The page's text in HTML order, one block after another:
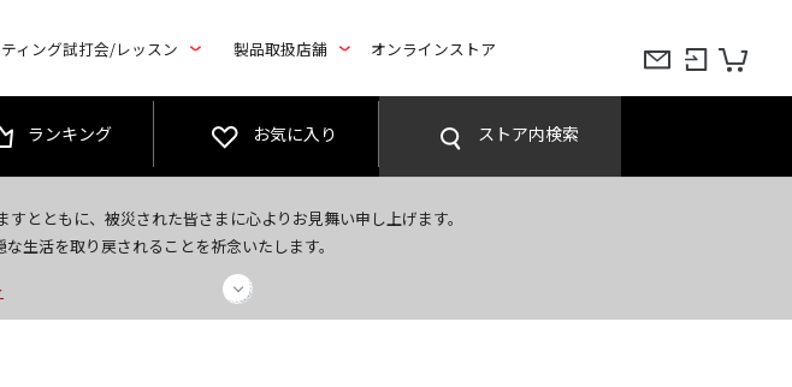
ィング試打会/レッスン 製品取扱店舗 オンラインストア
ランキング お気に入り ストア内検索
とともに、被災された皆さまに心よりお見舞い申し上げます。
生活を取り戻されることを祈念いたします。
問い合わせ＞
クーポンプレゼント！